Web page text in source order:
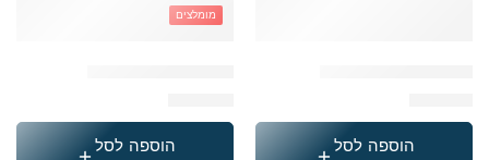
הוספה לסל
מומלצים
הוספה לסל